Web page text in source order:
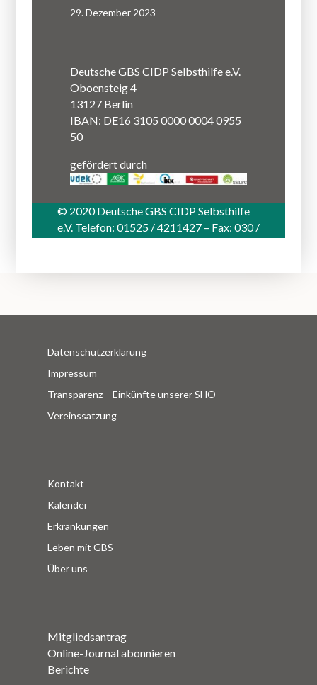
29. Dezember 2023
Deutsche GBS CIDP Selbsthilfe e.V.
Oboensteig 4
13127 Berlin
IBAN: DE16 3105 0000 0004 0955
50
gefördert durch
© 2020 Deutsche GBS CIDP Selbsthilfe
e.V. Telefon: 01525 / 4211427 – Fax: 030 /
Datenschutzerklärung
Impressum
Transparenz – Einkünfte unserer SHO
Vereinssatzung
Kontakt
Kalender
Erkrankungen
Leben mit GBS
Über uns
Mitgliedsantrag
Online-Journal abonnieren
Berichte